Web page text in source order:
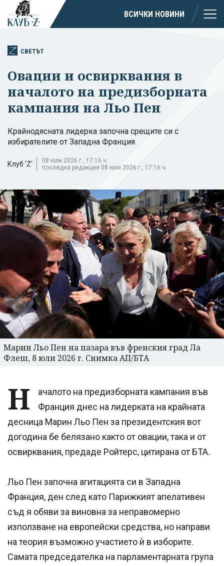
ВСИЧКИ НОВИНИ
СВЕТЪТ
Овации и освирквания в
началото на предизборната
кампания на Льо Пен
Крайнодясната лидерка започна срещите си с
избирателите от Западна Франция
Клуб 'Z'
08 юли 2026 г., 17:16 ч.
последна редакция 08 юли 2026 г., 17:16 ч.
Марин Льо Пен на пазара във френския град Ла
Флеш, 8 юли 2026 г. Снимка АП/БТА
Н
ачалото на предизборната кампания във
Франция днес на лидерката на крайната
десница Марин Льо Пен за президентския вот
догодина бе белязано както от овации, така и от
освирквания, предаде Ройтерс, цитирана от БТА.
Льо Пен започна агитацията си в Западна
Франция, ден след като Парижкият апелативен
съд я обяви за виновна за неправомерно
използване на европейски средства, но направи
на теория възможно участието ѝ в изборите.
Самата председателка на парламентарната група